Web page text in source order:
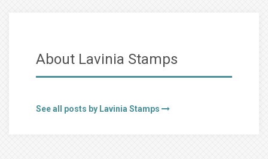
About Lavinia Stamps
See all posts by Lavinia Stamps